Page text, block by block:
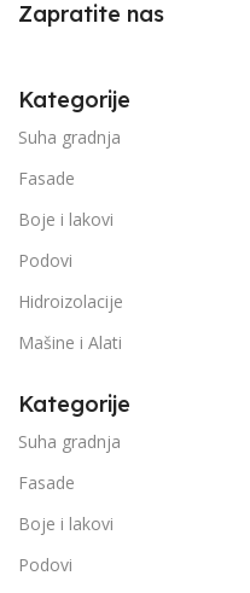
Zapratite nas
Kategorije
Suha gradnja
Fasade
Boje i lakovi
Podovi
Hidroizolacije
Mašine i Alati
Kategorije
Suha gradnja
Fasade
Boje i lakovi
Podovi